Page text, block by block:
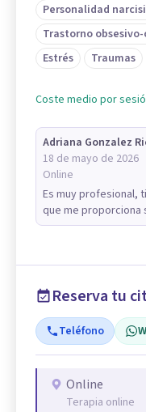
Personalidad
Trastorno
Estrés
Traumas
Coste medio por
Adriana Gonzalez
18 de mayo de 2026
Online
Es muy profesional,
que me proporciona
Reserva tu
Teléfono
Online
Terapia online